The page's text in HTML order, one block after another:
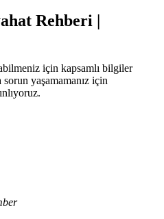
Rehberi |
için kapsamlı bilgiler
sorun yaşamamanız için